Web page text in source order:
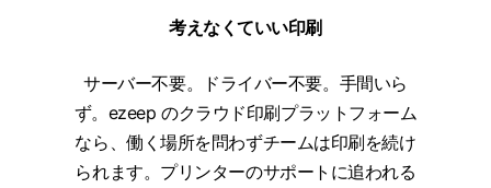
考えなくていい印刷
サーバー不要。ドライバー不要。手間いら
ず。ezeep のクラウド印刷プラットフォーム
なら、働く場所を問わずチームは印刷を続け
られます。プリンターのサポートに追われる